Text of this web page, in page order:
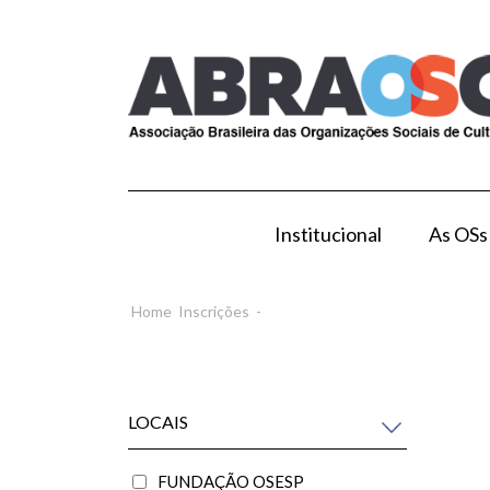
Institucional As OSs
Home Inscrições -
LOCAIS
FUNDAÇÃO OSESP